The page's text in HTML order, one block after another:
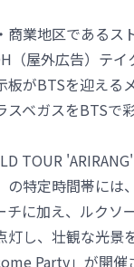
商業地区であるス
（屋外広告）テ
板がBTSを迎える
スベガスをBTSで
TOUR
の特定時間帯には
チに加え、ルクソ
灯し、壮観な光景
Party」が開